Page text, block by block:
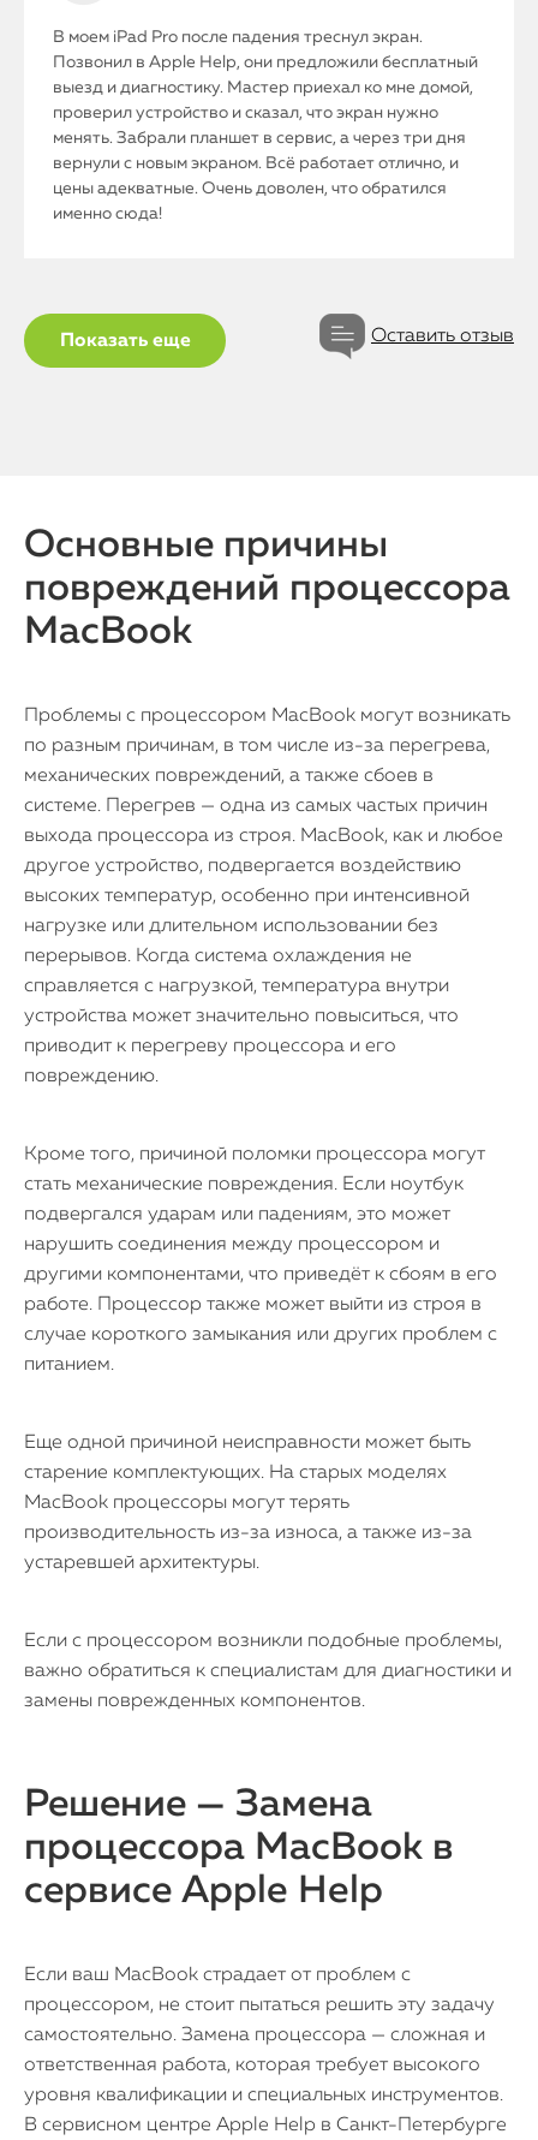
В моем iPad Pro после падения треснул экран.
Позвонил в Apple Help, они предложили бесплатный
выезд и диагностику. Мастер приехал ко мне домой,
проверил устройство и сказал, что экран нужно
менять. Забрали планшет в сервис, а через три дня
вернули с новым экраном. Всё работает отлично, и
цены адекватные. Очень доволен, что обратился
именно сюда!
Показать еще Оставить отзыв
Основные причины
повреждений процессора
MacBook
Проблемы с процессором MacBook могут возникать
по разным причинам, в том числе из-за перегрева,
механических повреждений, а также сбоев в
системе. Перегрев — одна из самых частых причин
выхода процессора из строя. MacBook, как и любое
другое устройство, подвергается воздействию
высоких температур, особенно при интенсивной
нагрузке или длительном использовании без
перерывов. Когда система охлаждения не
справляется с нагрузкой, температура внутри
устройства может значительно повыситься, что
приводит к перегреву процессора и его
повреждению.
Кроме того, причиной поломки процессора могут
стать механические повреждения. Если ноутбук
подвергался ударам или падениям, это может
нарушить соединения между процессором и
другими компонентами, что приведёт к сбоям в его
работе. Процессор также может выйти из строя в
случае короткого замыкания или других проблем с
питанием.
Еще одной причиной неисправности может быть
старение комплектующих. На старых моделях
MacBook процессоры могут терять
производительность из-за износа, а также из-за
устаревшей архитектуры.
Если с процессором возникли подобные проблемы,
важно обратиться к специалистам для диагностики и
замены поврежденных компонентов.
Решение — Замена
процессора MacBook в
сервисе Apple Help
Если ваш MacBook страдает от проблем с
процессором, не стоит пытаться решить эту задачу
самостоятельно. Замена процессора — сложная и
ответственная работа, которая требует высокого
уровня квалификации и специальных инструментов.
В сервисном центре Apple Help в Санкт-Петербурге